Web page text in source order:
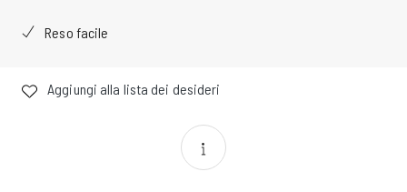
Reso facile
Aggiungi alla lista dei desideri